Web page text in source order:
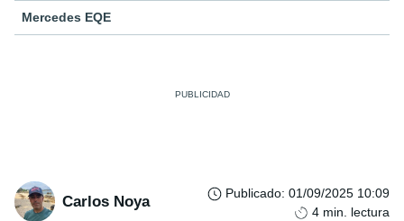
Mercedes EQE
Carlos Noya Publicado: 01/09/2025 10:09
4 min. lectura